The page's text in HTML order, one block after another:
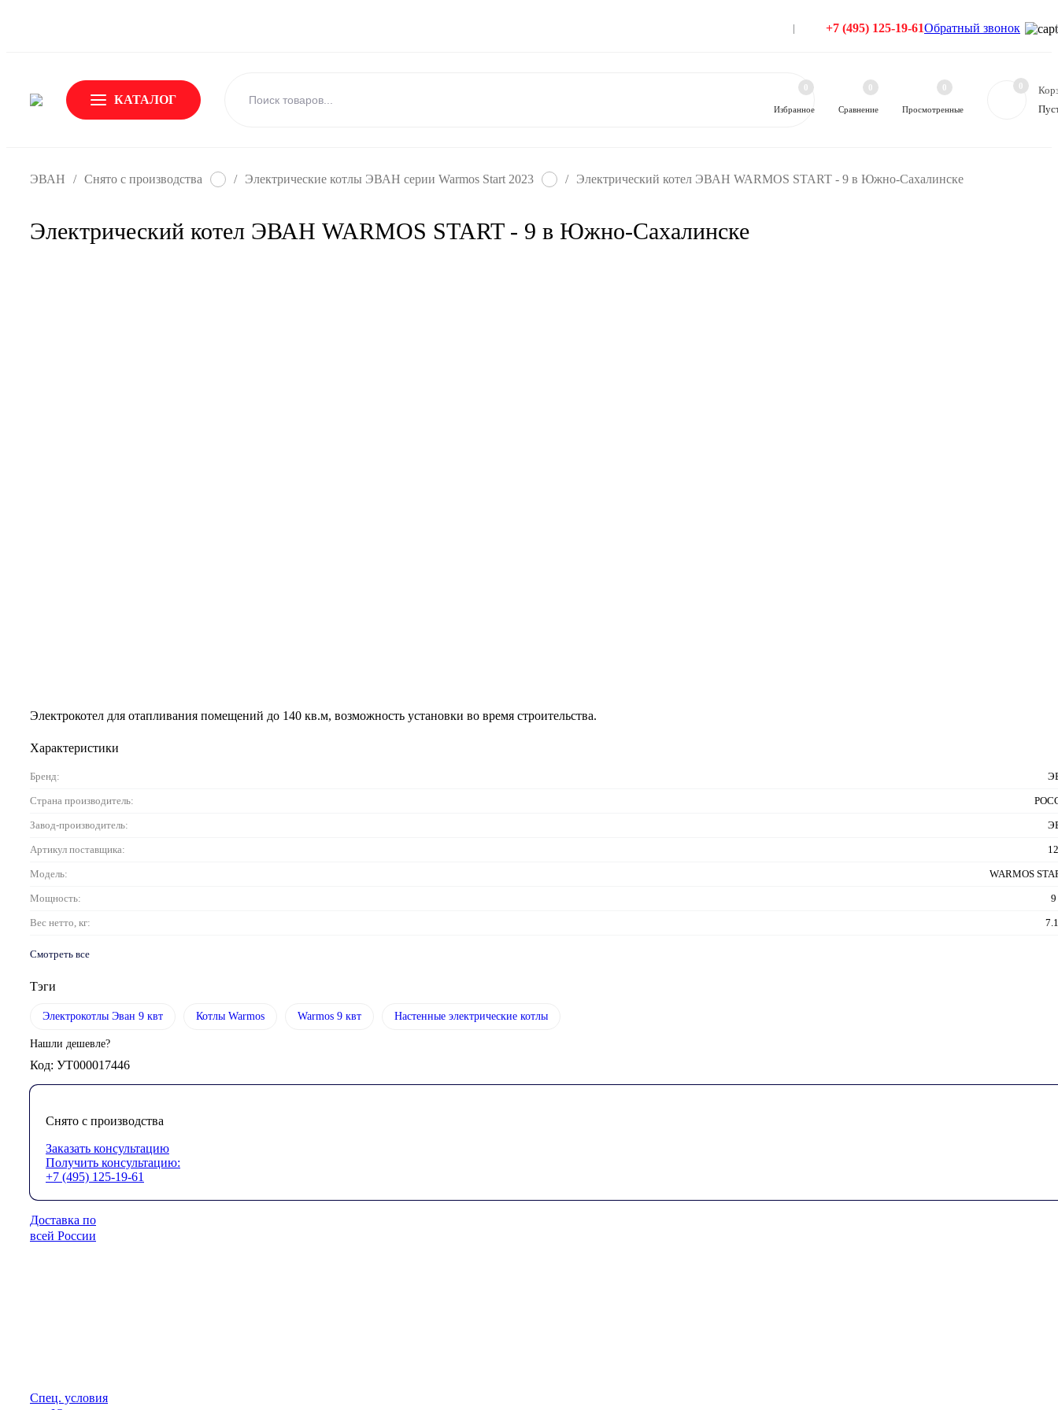
+7 (495) 125-19-61Обратный звонок
КАТАЛОГ
Избранное
0
Сравнение
0
Просмотренные
0 0
ЭВАН / Снято с производства / Электрические котлы ЭВАН серии Warmos Start 2023 / Электрический котел ЭВАН WARMOS START - 9 в Южно-Сахалинске
Электрический котел ЭВАН WARMOS START - 9 в Южно-Сахалинске
Электрокотел для отапливания помещений до 140 кв.м, возможность установки во время строительства.
Характеристики
Бренд:
Страна производитель:
Завод-производитель:
Артикул поставщика:
Модель: WARMOS
Мощность:
Вес нетто, кг:
Смотреть все
Тэги
Электрокотлы Эван 9 квт Котлы Warmos Warmos 9 квт Настенные электрические котлы
Нашли дешевле?
Код: УТ000017446
Снято с производства
Заказать консультацию
Получить консультацию:
+7 (495) 125-19-61
Доставка по
всей России
Спец. условия